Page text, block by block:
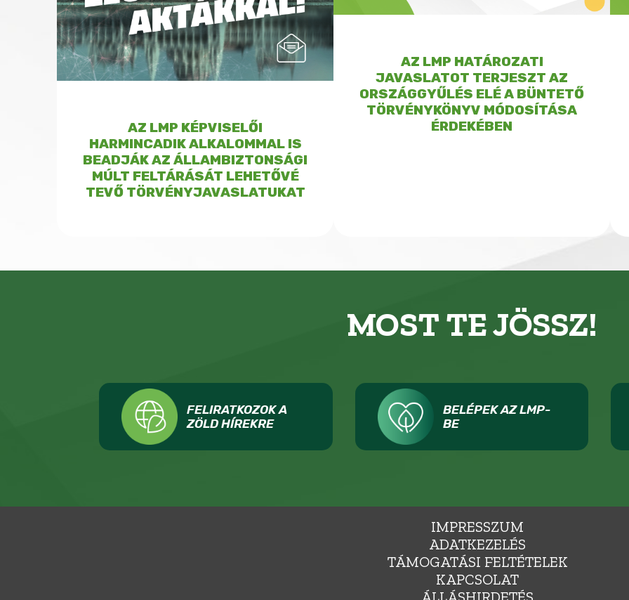
AZ LMP KÉPVISELŐI
HARMINCADIK ALKALOMMAL IS
BEADJÁK AZ ÁLLAMBIZTONSÁGI
MÚLT FELTÁRÁSÁT LEHETŐVÉ
TEVŐ TÖRVÉNYJAVASLATUKAT
AZ LMP HATÁROZATI
JAVASLATOT TERJESZT AZ
ORSZÁGGYŰLÉS ELÉ A BÜNTETŐ
TÖRVÉNYKÖNYV MÓDOSÍTÁSA
ÉRDEKÉBEN
MOST TE JÖSSZ!
FELIRATKOZOK A
ZÖLD HÍREKRE
BELÉPEK AZ LMP-
BE
IMPRESSZUM
ADATKEZELÉS
TÁMOGATÁSI FELTÉTELEK
KAPCSOLAT